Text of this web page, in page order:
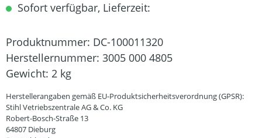
Sofort verfügbar, Lieferzeit:
Produktnummer: DC-100011320
Herstellernummer: 3005 000 4805
Gewicht: 2 kg
Herstellerangaben gemäß EU-Produktsicherheitsverordnung (GPSR):
Stihl Vetriebszentrale AG & Co. KG
Robert-Bosch-Straße 13
64807 Dieburg